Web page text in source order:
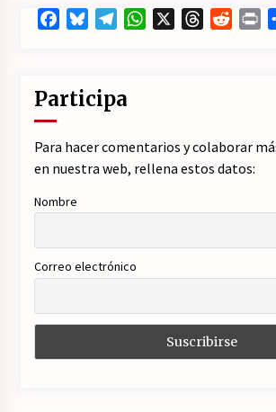
FacebookBlueskyTelegramWhatsApp ThreadsReddit
Participa
Para hacer comentarios y colaborar
en nuestra web, rellena estos datos:
Nombre
Correo electrónico